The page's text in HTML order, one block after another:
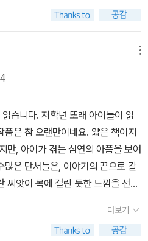
첫 장면이다. 평범한 일상일 수 있
너지는 일이었던 것이다. “난 이상
에서 쿵 하고 떨어지는 것 같았거
만 그걸 가지고 문구점 앞으로 간
. 이 책의 제목인 ‘꽝 없는 뽑기 기
간에서 나온다. 희수 앞에 나타난
앞으로 데려간다. 그 앞에 있었다.
은 다이노폴리스 로봇 같은 값나가
한 헌 물건.... 희수는 그걸 가져와 서
알게 되는 순간... 희수의 상황이 파
는 뽑기 기
습니다. 저학년 또래 아이들이 읽
은 참 오랜만이네요. 얇은 책이지
만, 아이가 겪는 심연의 아픔을 보여
은 단서들은, 이야기의 끝으로 갈
씨앗이 목에 걸린 듯한 느낌을 선사
습니다. 많은 동화에서, 아이들의
의 '도움'이거나, '우연'한 계기가 많
더보기